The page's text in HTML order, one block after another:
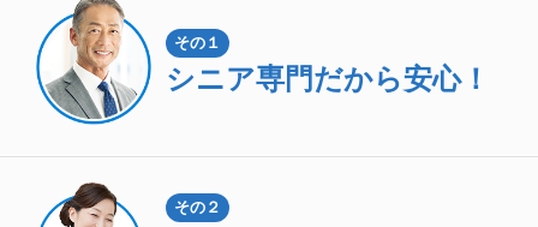
その１
シニア専門だから安心！
その２